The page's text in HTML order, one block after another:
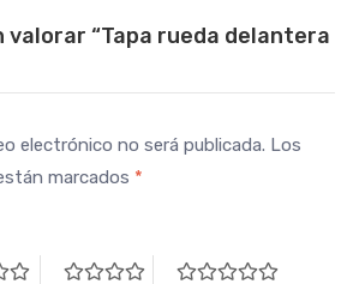
valorar “Tapa rueda delantera
electrónico no será publicada. Los
marcados *